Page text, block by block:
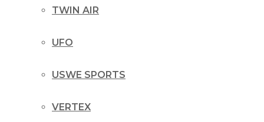
TWIN AIR
UFO
USWE SPORTS
VERTEX